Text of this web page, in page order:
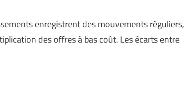
enregistrent des mouvements réguliers,
des offres à bas coût. Les écarts entre